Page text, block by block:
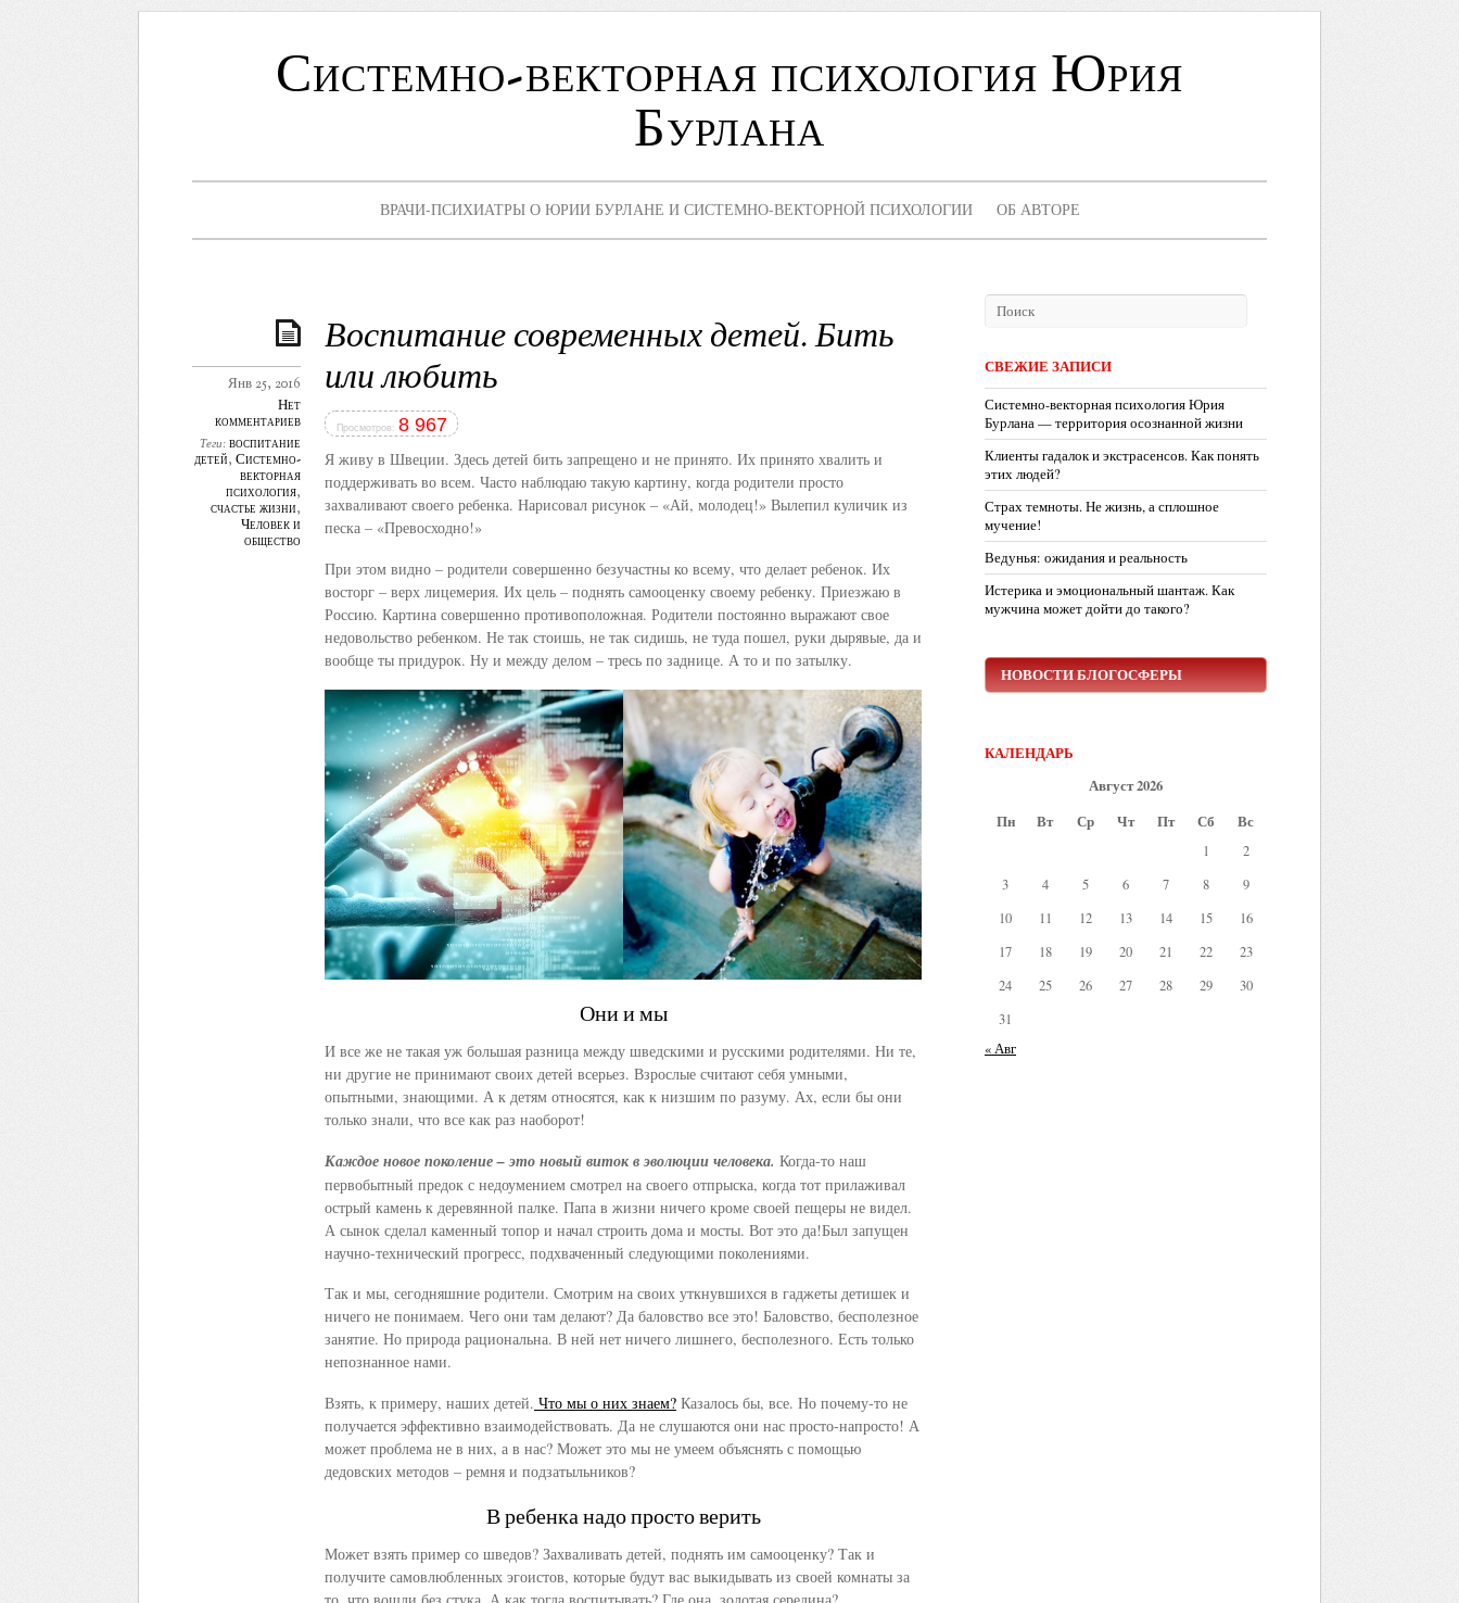
Системно-векторная психология Юрия
Бурлана
ВРАЧИ-ПСИХИАТРЫ О ЮРИИ БУРЛАНЕ И СИСТЕМНО-ВЕКТОРНОЙ ПСИХОЛОГИИ ОБ АВТОРЕ
Воспитание современных детей. Бить
или любить
Просмотров: 8 967
Янв 25, 2016
Нет
комментариев
Теги:воспитание
детей, Системно-
векторная
психология,
счастье жизни,
Человек и
общество
Я живу в Швеции. Здесь детей бить запрещено и не принято. Их принято хвалить и
поддерживать во всем. Часто наблюдаю такую картину, когда родители просто
захваливают своего ребенка. Нарисовал рисунок – «Ай, молодец!» Вылепил куличик из
песка – «Превосходно!»
При этом видно – родители совершенно безучастны ко всему, что делает ребенок. Их
восторг – верх лицемерия. Их цель – поднять самооценку своему ребенку. Приезжаю в
Россию. Картина совершенно противоположная. Родители постоянно выражают свое
недовольство ребенком. Не так стоишь, не так сидишь, не туда пошел, руки дырявые, да и
вообще ты придурок. Ну и между делом – тресь по заднице. А то и по затылку.
Они и мы
И все же не такая уж большая разница между шведскими и русскими родителями. Ни те,
ни другие не принимают своих детей всерьез. Взрослые считают себя умными,
опытными, знающими. А к детям относятся, как к низшим по разуму. Ах, если бы они
только знали, что все как раз наоборот!
Каждое новое поколение – это новый виток в эволюции человека. Когда-то наш
первобытный предок с недоумением смотрел на своего отпрыска, когда тот прилаживал
острый камень к деревянной палке. Папа в жизни ничего кроме своей пещеры не видел.
А сынок сделал каменный топор и начал строить дома и мосты. Вот это да!Был запущен
научно-технический прогресс, подхваченный следующими поколениями.
Так и мы, сегодняшние родители. Смотрим на своих уткнувшихся в гаджеты детишек и
ничего не понимаем. Чего они там делают? Да баловство все это! Баловство, бесполезное
занятие. Но природа рациональна. В ней нет ничего лишнего, бесполезного. Есть только
непознанное нами.
Взять, к примеру, наших детей. Что мы о них знаем? Казалось бы, все. Но почему-то не
получается эффективно взаимодействовать. Да не слушаются они нас просто-напросто! А
может проблема не в них, а в нас? Может это мы не умеем объяснять с помощью
дедовских методов – ремня и подзатыльников?
В ребенка надо просто верить
Может взять пример со шведов? Захваливать детей, поднять им самооценку? Так и
получите самовлюбленных эгоистов, которые будут вас выкидывать из своей комнаты за
СВЕЖИЕ ЗАПИСИ
Системно-векторная психология Юрия
Бурлана — территория осознанной жизни
Клиенты гадалок и экстрасенсов. Как понять
этих людей?
Страх темноты. Не жизнь, а сплошное
мучение!
Ведунья: ожидания и реальность
Истерика и эмоциональный шантаж. Как
мужчина может дойти до такого?
НОВОСТИ БЛОГОСФЕРЫ
КАЛЕНДАРЬ
Август 2026
Пн
Вт Ср Чт Пт Сб Вс
1
2
3
4 5 6 7 8
9
10
11 12 13 14 15
16
17
18 19 20 21 22
23
24
25 26 27 28 29
30
31
« Авг